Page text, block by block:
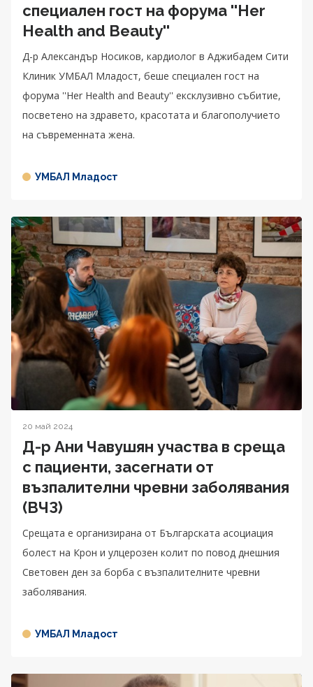
специален гост на форума ''Her
Health and Beauty''
Д-р Александър Носиков, кардиолог в Аджибадем Сити
Клиник УМБАЛ Младост, беше специален гост на
форума ''Her Health and Beauty'' ексклузивно събитие,
посветено на здравето, красотата и благополучието
на съвременната жена.
УМБАЛ Младост
20 май 2024
Д-р Ани Чавушян участва в среща
с пациенти, засегнати от
възпалителни чревни заболявания
(ВЧЗ)
Срещата е организирана от Българската асоциация
болест на Крон и улцерозен колит по повод днешния
Световен ден за борба с възпалителните чревни
заболявания.
УМБАЛ Младост